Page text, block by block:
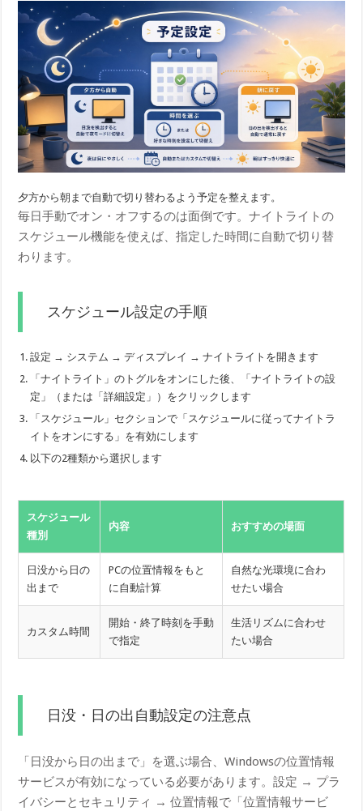
夕方から朝まで自動で切り替わるよう予定を整えます。
毎日手動でオン・オフするのは面倒です。ナイトライトの
スケジュール機能を使えば、指定した時間に自動で切り替
わります。
スケジュール設定の手順
設定 → システム → ディスプレイ → ナイトライトを開きます
「ナイトライト」のトグルをオンにした後、「ナイトライトの設
定」（または「詳細設定」）をクリックします
「スケジュール」セクションで「スケジュールに従ってナイトラ
イトをオンにする」を有効にします
以下の2種類から選択します
スケジュール
種別
内容 おすすめの場面
日没から日の
出まで
PCの位置情報をもと
に自動計算
自然な光環境に合わ
せたい場合
カスタム時間
開始・終了時刻を手動
で指定
生活リズムに合わせ
たい場合
日没・日の出自動設定の注意点
「日没から日の出まで」を選ぶ場合、Windowsの位置情報
サービスが有効になっている必要があります。設定 → プラ
イバシーとセキュリティ → 位置情報で「位置情報サービ